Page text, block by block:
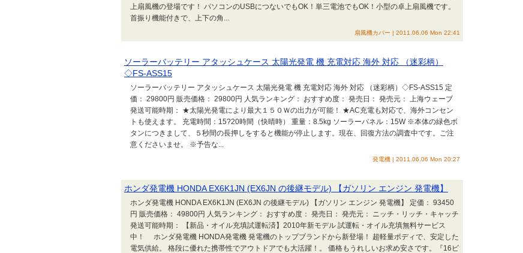
上扇風機の登場です！ パソコンのUSBにつないでもOK！単三電池でもOK！小型の卓上扇風機です。
首振り機能付きで、上下の角...
扇風機カバー | 2011.06.06 Mon 22:41
ソーラーバッテリー アタッシュケース 太陽光発電 機 充電対応 海外 対応 （迷彩柄）
◇FS-ASS15
ソーラーバッテリー アタッシュケース 太陽光発電 機 充電対応 海外 対応 （迷彩柄）◇FS-ASS15 定
価： 29800円 販売価格： 29800円 人気ランキング： おすすめ度： 発売日： 発売元： 上海ウェーブ
発送可能時期： ★太陽光発電により最大１５０Ｗの出力が可能！ ★AC充電も対応で、海外コンセン
トも使えます。 充電時間：15?20時間（快晴時） 重量：8.5kg ソーラーパネル：15W ※本体の緑色ボ
タンにつきまして、５秒間の長押しをすると機能が停止します。現在、回復方法の調査中です。ご注
意くださいませ。 ※予告な...
発電機 | 2011.06.06 Mon 20:27
ホンダ発電機 HONDA EX6K1JN (EX6JN の後継モデル) 【ガソリン エンジン 発電機】
ホンダ発電機 HONDA EX6K1JN (EX6JN の後継モデル) 【ガソリン エンジン 発電機】 定価： 93450
円 販売価格： 49800円 人気ランキング： おすすめ度： 発売日： 発売元： ニッチ・リッチ・キャッチ
発送可能時期： 【新品・オイル充填試運転済】2010年新モデル 試運転・オイル充填無料サービス
中！ ホンダ発電機 HONDA発電機 発電機のトップブランドから新登場！ 超軽量ボディで、安定した
電気供給。 格段に優れた携帯性でアウトドアでも大活躍！。 価格もうれしいお求め安さです。『16ビ